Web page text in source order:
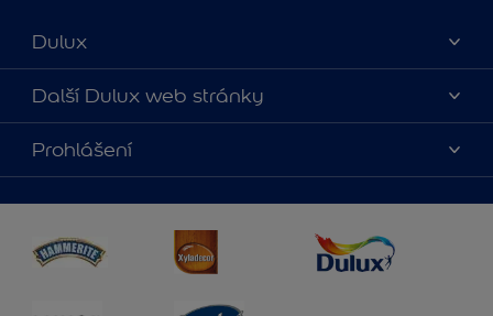
Dulux
O nás
Kontaktujte nás
Najít obchod
Další Dulux web stránky
duluxmalir.cz
duluxmaliar.sk
duluxprodejnabarev.cz
duluxpredajnafarieb.sk
Prohlášení